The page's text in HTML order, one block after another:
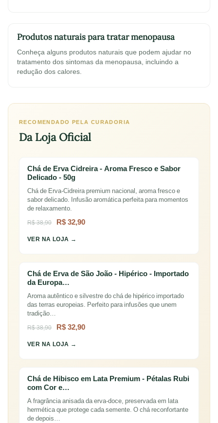
Produtos naturais para tratar menopausa
Conheça alguns produtos naturais que podem ajudar no
tratamento dos sintomas da menopausa, incluindo a
redução dos calores.
RECOMENDADO PELA CURADORIA
Da Loja Oficial
Chá de Erva Cidreira - Aroma Fresco e Sabor
Delicado - 50g
Chá de Erva-Cidreira premium nacional, aroma fresco e
sabor delicado. Infusão aromática perfeita para momentos
de relaxamento.
R$ 38,90
R$ 32,90
VER NA LOJA →
Chá de Erva de São João - Hipérico - Importado
da Europa…
Aroma autêntico e silvestre do chá de hipérico importado
das terras europeias. Perfeito para infusões que unem
tradição…
R$ 38,90
R$ 32,90
VER NA LOJA →
Chá de Hibisco em Lata Premium - Pétalas Rubi
com Cor e…
A fragrância anisada da erva-doce, preservada em lata
hermética que protege cada semente. O chá reconfortante
de depois…